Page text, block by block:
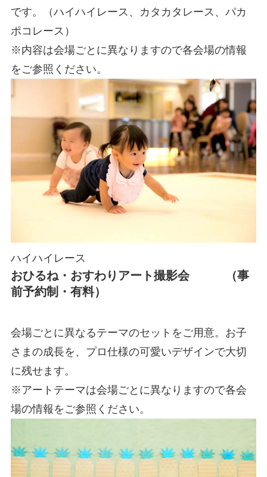
です。（ハイハイレース、カタカタレース、パカ
ポコレース）
※内容は会場ごとに異なりますので各会場の情報
をご参照ください。
ハイハイレース
おひるね・おすわりアート撮影会 （事
前予約制・有料）
会場ごとに異なるテーマのセットをご用意。お子
さまの成長を、プロ仕様の可愛いデザインで大切
に残せます。
※アートテーマは会場ごとに異なりますので各会
場の情報をご参照ください。